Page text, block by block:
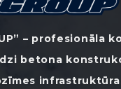
– profesionāla
betona